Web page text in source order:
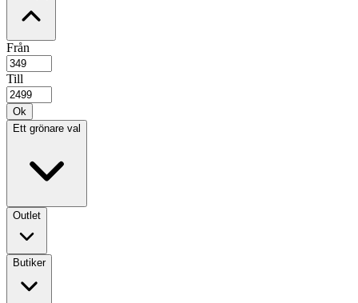
Från
Till
Ok
Ett grönare val
Outlet
Butiker